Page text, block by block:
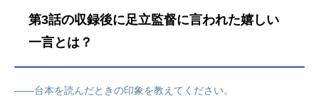
美咲ミカ：さかき孝輔春川フキ：河
島：松岡禎丞ロボ太：榊原優希蛇ノ
目エリカ：八神結香スタッフ原作：S
第3話の収録後に足立監督に言われた嬉しい
一言とは？
――台本を読んだときの印象を教えてください。